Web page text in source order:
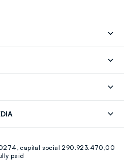
Linkedin
capital social 290.923.470,00
paid